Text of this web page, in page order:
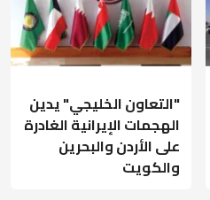
"التعاون الخليجي" يدين
الهجمات الإيرانية الغادرة
على الأردن والبحرين
والكويت